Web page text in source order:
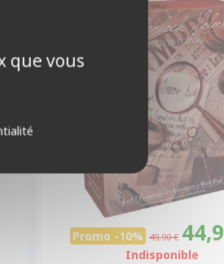
Promo -10% 49,90 €
Indisponible
que vous